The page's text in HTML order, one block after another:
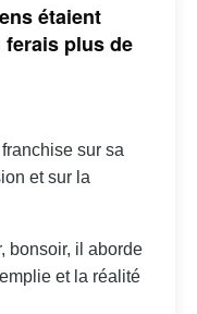
étaient
ferais plus de
sur sa
et sur la
bonsoir, il aborde
et la réalité